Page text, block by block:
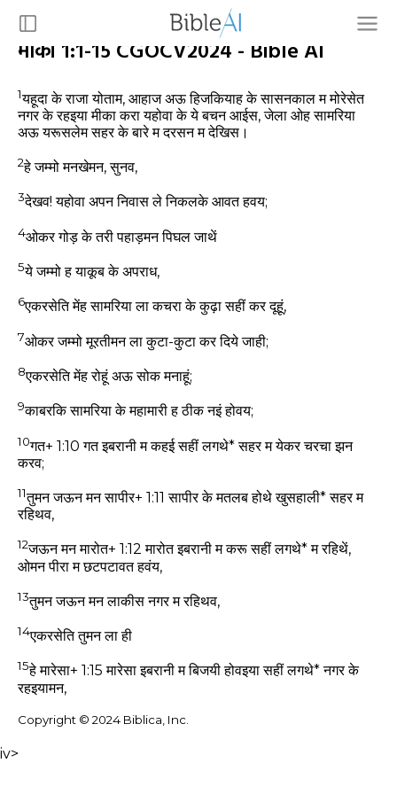
मीका 1:1-15 CGOCV2024 - Bible AI
1यहूदा के राजा योताम, आहाज अऊ हिजकियाह के सासनकाल म मोरेसेत
नगर के रहइया मीका करा यहोवा के ये बचन आईस, जेला ओह सामरिया
अऊ यरूसलेम सहर के बारे म दरसन म देखिस।
2हे जम्मो मनखेमन, सुनव,
3देखव! यहोवा अपन निवास ले निकलके आवत हवय;
4ओकर गोड़ के तरी पहाड़मन पिघल जाथें
5ये जम्मो ह याकूब के अपराध,
6एकरसेति मेंह सामरिया ला कचरा के कुढ़ा सहीं कर दूहूं,
7ओकर जम्मो मूरतीमन ला कुटा-कुटा कर दिये जाही;
8एकरसेति मेंह रोहूं अऊ सोक मनाहूं;
9काबरकि सामरिया के महामारी ह ठीक नइं होवय;
10गत+ 1:10 गत इबरानी म कहई सहीं लगथे* सहर म येकर चरचा झन
करव;
11तुमन जऊन मन सापीर+ 1:11 सापीर के मतलब होथे खुसहाली* सहर म
रहिथव,
12जऊन मन मारोत+ 1:12 मारोत इबरानी म करू सहीं लगथे* म रहिथें,
ओमन पीरा म छटपटावत हवंय,
13तुमन जऊन मन लाकीस नगर म रहिथव,
14एकरसेति तुमन ला ही
15हे मारेसा+ 1:15 मारेसा इबरानी म बिजयी होवइया सहीं लगथे* नगर के
रहइयामन,
Copyright © 2024 Biblica, Inc.
iv>